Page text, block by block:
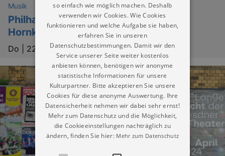
Musik
Philharmonisches Konzert "Strauss
Hornkonzert"
Do | 22.10.2026 | 18:00
so einfach wie möglich machen. Deshalb
verwenden wir Cookies. Wie Cookies
funktionieren und welche Aufgabe sie haben,
erfahren Sie in unseren
Datenschutzbestimmungen. Damit wir den
Service unserer Seite weiter kostenlos
anbieten können, benötigen wir anonyme
statistische Informationen für unsere
Kulturpartner. Bitte akzeptieren Sie unsere
Cookies für diese anonyme Auswertung. Ihre
Datensicherheit nehmen wir dabei sehr ernst!
Mehr zum Datenschutz und die Möglichkeit,
die Cookieeinstellungen nachträglich zu
ändern, finden Sie hier: Mehr zum Datenschutz